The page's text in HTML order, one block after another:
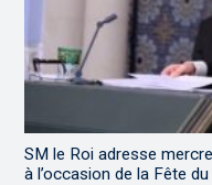
SM le Roi adresse
à l’occasion de la Fête